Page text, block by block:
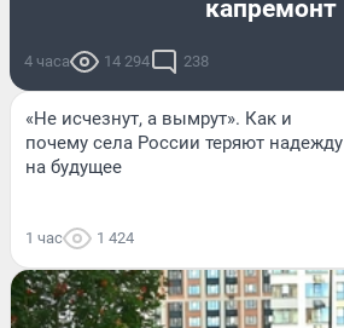
капремонт
4 часа 14 294 238
«Не исчезнут, а вымрут». Как и
почему села России теряют надежду
на будущее
1 час 1 424